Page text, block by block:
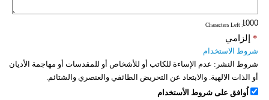
: Characters Left
إلزامي *
شروط الاستخدام
شروط النشر: عدم الإساءة للكاتب أو للأشخاص أو للمقدسات أو مهاجمة الأديان
أو الذات الالهية. والابتعاد عن التحريض الطائفي والعنصري والشتائم.
اُوافق على شروط الأستخدام